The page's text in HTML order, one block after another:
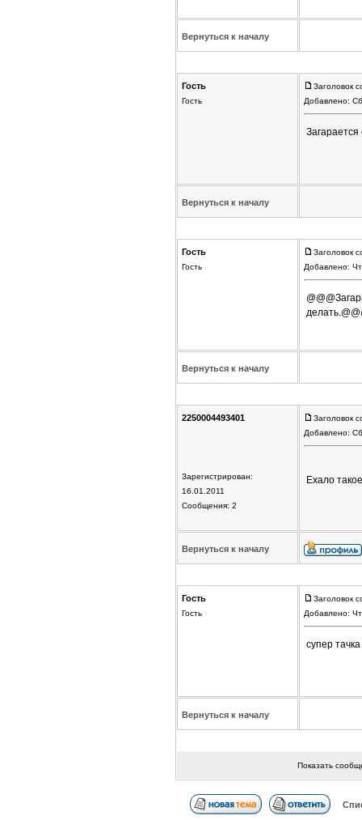
Вернуться к началу
Гость
Гость
Заголовок
Добавлено:
Вернуться к началу
Гость
Гость
Заголовок
Добавлено:
Вернуться к началу
2250004493401
Зарегистрирован:
16.01.2011
Сообщения: 2
Заголовок
Добавлено:
Ехало
Вернуться к началу
Гость
Гость
Заголовок
Добавлено:
супер
Вернуться к началу
Показать